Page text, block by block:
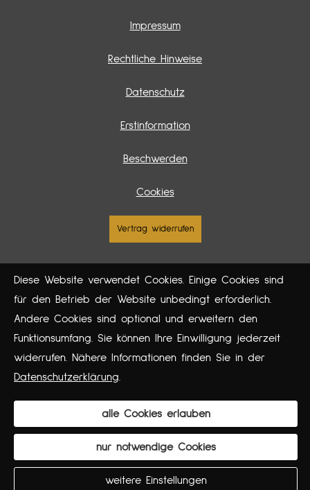
Impressum
Rechtliche Hinweise
Datenschutz
Erstinformation
Beschwerden
Cookies
Vertrag widerrufen
Diese Website verwendet Cookies. Einige Cookies sind
für den Betrieb der Website unbedingt erforderlich.
Andere Cookies sind optional und erweitern den
Funktionsumfang. Sie können Ihre Einwilligung jederzeit
widerrufen. Nähere Informationen finden Sie in der
Datenschutzerklärung
alle Cookies erlauben
nur notwendige Cookies
weitere Einstellungen